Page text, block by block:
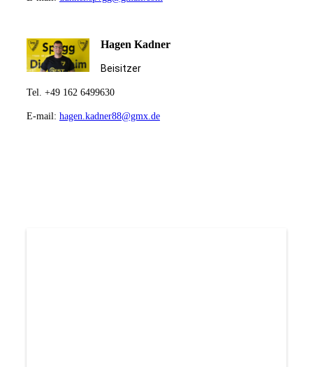
Hagen Kadner
Beisitzer
Tel. +49 162 6499630
E-mail: hagen.kadner88@gmx.de